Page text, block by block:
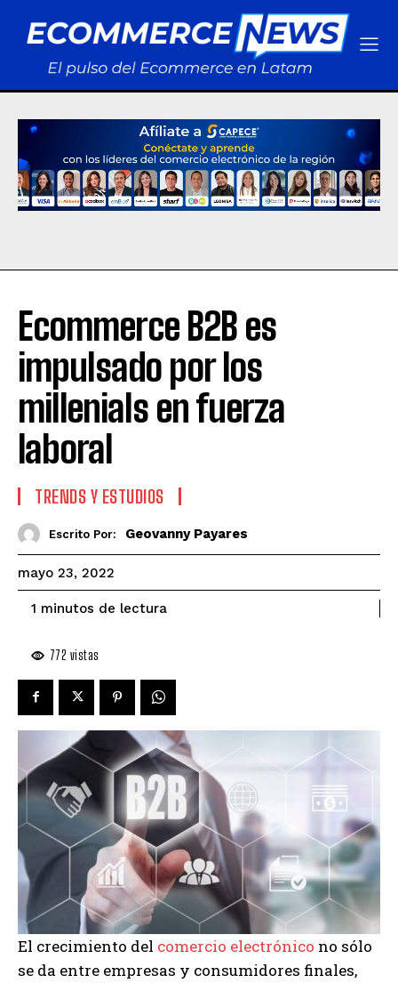
Ecommerce B2B es
impulsado por los
millenials en fuerza
laboral
TRENDS Y ESTUDIOS
Escrito Por: Geovanny Payares
mayo 23, 2022
1 minutos de lectura
772 vistas
El crecimiento del comercio electrónico no sólo
se da entre empresas y consumidores finales,